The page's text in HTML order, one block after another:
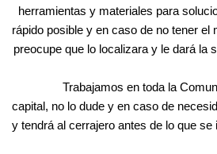
herramientas y materiales para
rápido posible y en caso de no tener el
preocupe que lo localizara y le dará la
Trabajamos en toda la
capital, no lo dude y en caso de
y tendrá al cerrajero antes de lo que se